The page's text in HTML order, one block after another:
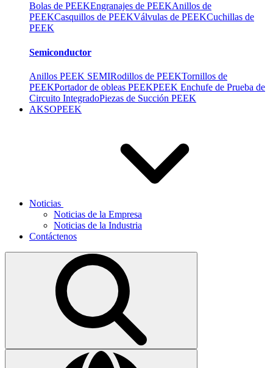
Bolas de PEEKEngranajes de PEEKAnillos de
PEEKCasquillos de PEEKVálvulas de PEEKCuchillas de
PEEK
Semiconductor
Anillos PEEK SEMIRodillos de PEEKTornillos de
PEEKPortador de obleas PEEKPEEK Enchufe de Prueba de
Circuito IntegradoPiezas de Succión PEEK
AKSOPEEK
Noticias
Noticias de la Empresa
Noticias de la Industria
Contáctenos